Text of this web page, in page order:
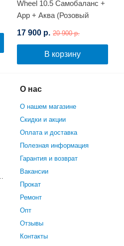
Wheel 10.5 Самобаланс +
App + Аква (Розовый
17 900 р. 20 900 р.
В корзину
О нас
О нашем магазине
Скидки и акции
Оплата и доставка
Полезная информация
Гарантия и возврат
Вакансии
Прокат
Ремонт
Опт
Отзывы
Контакты